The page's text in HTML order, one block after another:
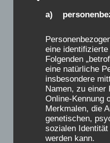
a)
eine
Folgenden
eine natürliche
insbesondere
Namen, zu einer
Online-Kennung
Merkmalen, die
genetischen,
sozialen
werden kann.